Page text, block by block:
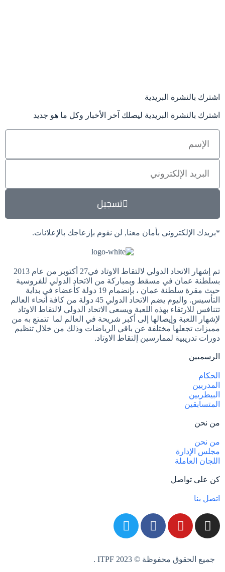
اشترك بالنشرة البريدية
اشترك بالنشرة البريدية ليصلك آخر الأخبار وكل ما هو جديد
تسجيل
*بريدك الإلكتروني بأمان معنا, لن نقوم بإزعاجك بالإعلانات.
تم إشهار الاتحاد الدولي لالتقاط الاوتاد في27 أكتوبر من عام 2013
بسلطنة عمان في مسقط وبمباركة من الاتحاد الدولي للفروسية
حيث مقرة سلطنة عمان ، بإنضمام 19 دولة كأعضاء في بداية
التأسيس. واليوم يضم الاتحاد الدولي 45 دولة من كافة أنحاء العالم
تتنافس للارتقاء بهذه اللعبة ويسعى الاتحاد الدولي لالتقاط الاوتاد
لإشهار اللعبة وإيصالها إلى أكبر شريحة في العالم لما تتمتع به من
مميزات تجعلها مختلفة عن باقي الرياضات وذلك من خلال تنظيم
دورات تدريبية لممارسين إلتقاط الاوتاد.
الرسميين
الحكام
المدربين
البيطريين
المتسابقين
من نحن
من نحن
مجلس الإدارة
اللجان العاملة
كن على تواصل
اتصل بنا
جميع الحقوق محفوظة © 2023 ITPF .